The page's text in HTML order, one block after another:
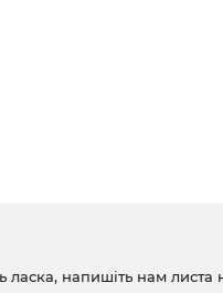
ласка, напишіть нам листа